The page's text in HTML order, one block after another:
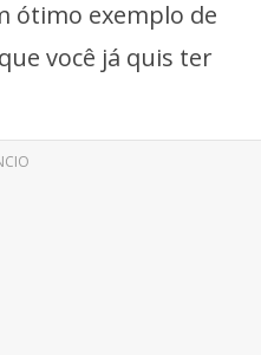
ótimo exemplo de
você já quis ter